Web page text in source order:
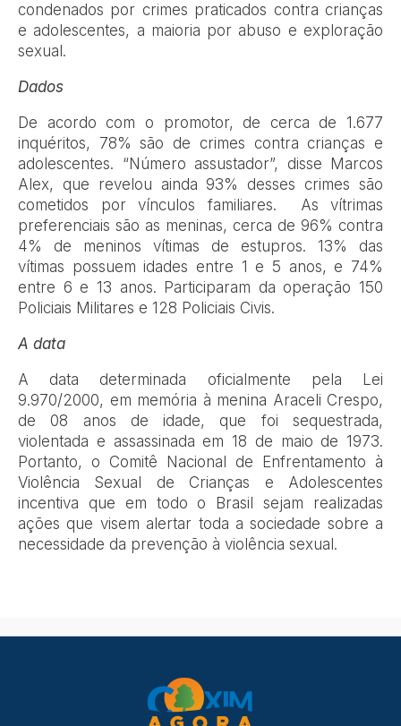
condenados por crimes praticados contra crianças
e adolescentes, a maioria por abuso e exploração
sexual.
Dados
De acordo com o promotor, de cerca de 1.677
inquéritos, 78% são de crimes contra crianças e
adolescentes. “Número assustador”, disse Marcos
Alex, que revelou ainda 93% desses crimes são
cometidos por vínculos familiares. As vítrimas
preferenciais são as meninas, cerca de 96% contra
4% de meninos vítimas de estupros. 13% das
vítimas possuem idades entre 1 e 5 anos, e 74%
entre 6 e 13 anos. Participaram da operação 150
Policiais Militares e 128 Policiais Civis.
A data
A data determinada oficialmente pela Lei
9.970/2000, em memória à menina Araceli Crespo,
de 08 anos de idade, que foi sequestrada,
violentada e assassinada em 18 de maio de 1973.
Portanto, o Comitê Nacional de Enfrentamento à
Violência Sexual de Crianças e Adolescentes
incentiva que em todo o Brasil sejam realizadas
ações que visem alertar toda a sociedade sobre a
necessidade da prevenção à violência sexual.